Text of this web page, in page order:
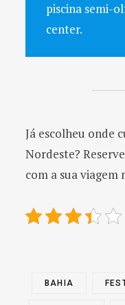
piscina semi-
center.
Já escolheu onde
Nordeste?
com a sua viagem
BAHIA